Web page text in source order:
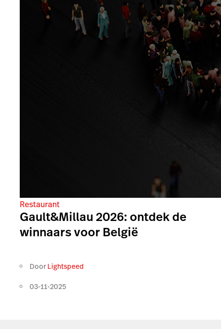
Restaurant
Gault&Millau 2026: ontdek de
winnaars voor België
Door Lightspeed
03-11-2025